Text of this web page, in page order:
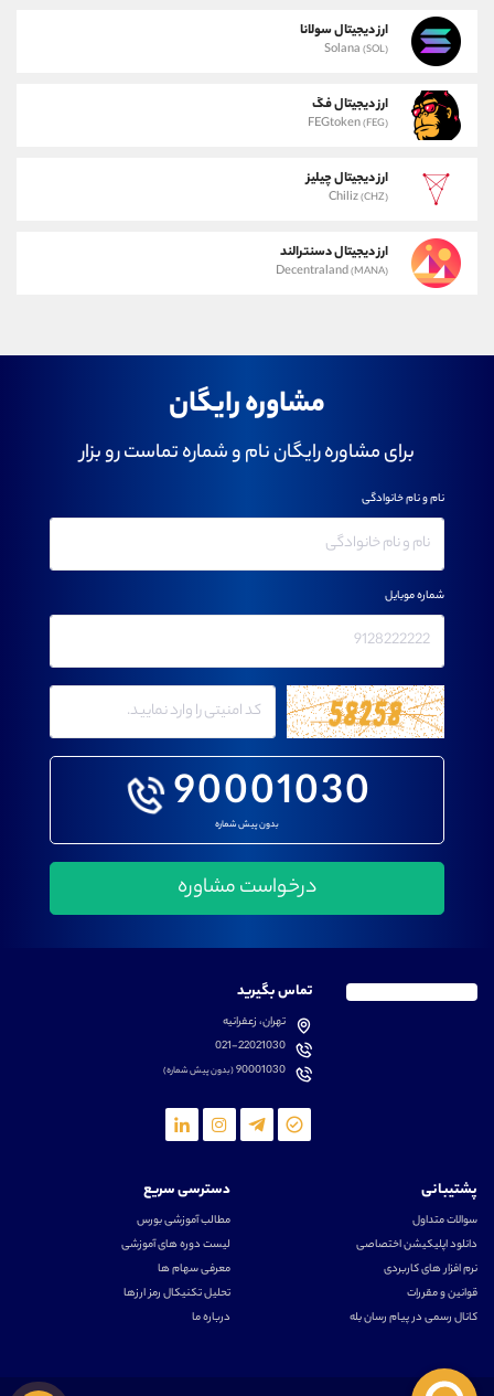
ارز دیجیتال سولانا
Solana (SOL)
ارز دیجیتال فگ
FEGtoken(FEG)
ارز دیجیتال چیلیز
Chiliz(CHZ)
ارز دیجیتال دسنترالند
Decentraland(MANA)
مشاوره رایگان
برای مشاوره رایگان نام و شماره تماست رو بزار
90001030
بدون پیش شماره
نام و نام خانوادگی
شماره موبایل
تماس بگیرید
تهران، زعفرانیه
021-22021030
90001030(بدون پیش شماره)
پشتیبانی
سوالات متداول
دانلود اپلیکیشن اختصاصی
نرم افزار های کاربردی
قوانین و مقررات
کانال رسمی در پیام رسان بله
دسترسی سریع
مطالب آموزشی بورس
لیست دوره های آموزشی
معرفی سهام ها
تحلیل تکنیکال رمز ارزها
درباره ما